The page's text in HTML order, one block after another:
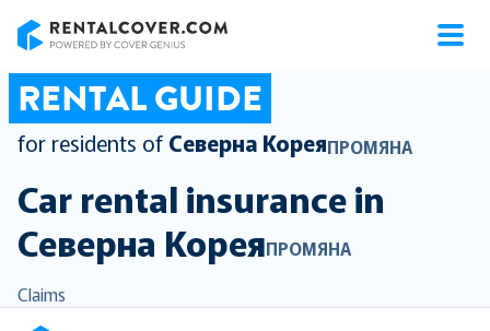
RENTAL GUIDE
for residents of Северна КореяПРОМЯНА
Car rental insurance in
Северна КореяПРОМЯНА
Claims